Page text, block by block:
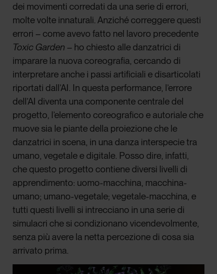
dei movimenti corredati da una serie di errori,
molte volte innaturali. Anziché correggere questi
errori – come avevo fatto nel lavoro precedente
Toxic Garden – ho chiesto alle danzatrici di
imparare la nuova coreografia, cercando di
interpretare anche i passi artificiali e disarticolati
riportati dall’AI. In questa performance, l’errore
dell’AI diventa una componente centrale del
progetto, l’elemento coreografico e autoriale che
muove sia le piante della proiezione che le
danzatrici in scena, in una danza interspecie tra
umano, vegetale e digitale. Posso dire, infatti,
che questo progetto contiene diversi livelli di
apprendimento: uomo-macchina, macchina-
umano; umano-vegetale; vegetale-macchina, e
tutti questi livelli si intrecciano in una serie di
simulacri che si condizionano vicendevolmente,
senza più avere la netta percezione di cosa sia
arrivato prima.